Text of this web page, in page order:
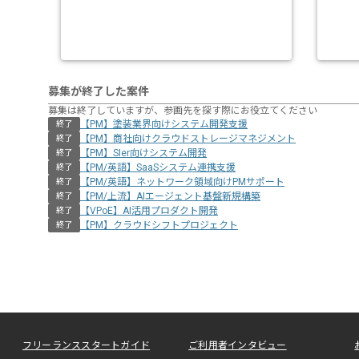
募集が終了した案件
募集は終了していますが、参画先を探す際にお役立てください
終了 【PM】塗装業界向けシステム開発支援
終了 【PM】商社向けクラウドストレージマネジメント
終了 【PM】SIer向けシステム開発
終了 【PM/英語】SaaSシステム連携支援
終了 【PM/英語】ネットワーク領域向けPMサポート
終了 【PM/上流】AIエージェント基盤新規構築
終了 【VPoE】AI活用プロダクト開発
終了 【PM】クラウドシフトプロジェクト
フリーランススタートガイド ご利用者インタビュー